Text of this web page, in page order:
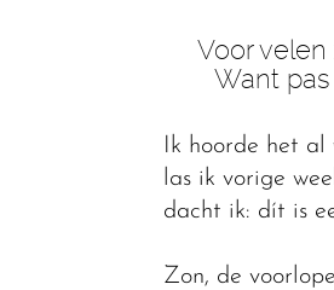
Voor velen
Want
Ik hoorde het al
las ik vorige
dacht ik: dít is
Zon, de